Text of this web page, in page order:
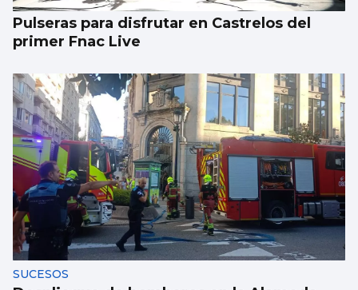
Pulseras para disfrutar en Castrelos del
primer Fnac Live
SUCESOS